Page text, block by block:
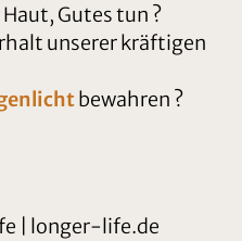
Gutes tun ?
unserer kräftigen
bewahren ?
| longer-life.de